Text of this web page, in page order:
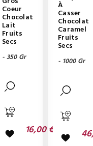
Coeur
Chocolat
Lait
Fruits
Secs
- 350 Gr
16,00 €
À
Casser
Chocolat
Caramel
Fruits
Secs
- 1000 Gr